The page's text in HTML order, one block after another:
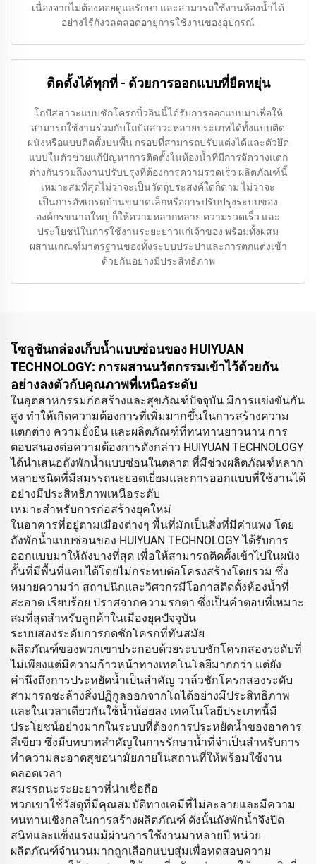
เนื่องจากไม่ต้องคอยดูแลรักษา และสามารถใช้งานห้องน้ำได้
อย่างไร้กังวลตลอดอายุการใช้งานของอุปกรณ์
ติดตั้งได้ทุกที่ - ด้วยการออกแบบที่ยืดหยุ่น
โถปัสสาวะแบบชักโครกบิ้วอินนี้ได้รับการออกแบบมาเพื่อให้
สามารถใช้งานร่วมกับโถปัสสาวะหลายประเภทได้ทั้งแบบติด
ผนังหรือแบบติดตั้งบนพื้น กรอบที่สามารถปรับแต่งได้และตัวยึด
แบบในตัวช่วยแก้ปัญหาการติดตั้งในห้องน้ำที่มีการจัดวางแตก
ต่างกันรวมถึงงานปรับปรุงที่ต้องการความรวดเร็ว ผลิตภัณฑ์นี้
เหมาะสมที่สุดไม่ว่าจะเป็นวัตถุประสงค์ใดก็ตาม ไม่ว่าจะ
เป็นการอัพเกรดบ้านขนาดเล็กหรือการปรับปรุงระบบของ
องค์กรขนาดใหญ่ ก็ให้ความหลากหลาย ความรวดเร็ว และ
ประโยชน์ในการใช้งานระยะยาวแก่เจ้าของ พร้อมทั้งผสม
ผสานเกณฑ์มาตรฐานของทั้งระบบประปาและการตกแต่งเข้า
ด้วยกันอย่างมีประสิทธิภาพ
โซลูชันกล่องเก็บน้ำแบบซ่อนของ HUIYUAN
TECHNOLOGY: การผสานนวัตกรรมเข้าไว้ด้วยกัน
อย่างลงตัวกับคุณภาพที่เหนือระดับ
ในอุตสาหกรรมก่อสร้างและสุขภัณฑ์ปัจจุบัน มีการแข่งขันกัน
สูง ทำให้เกิดความต้องการที่เพิ่มมากขึ้นในการสร้างความ
แตกต่าง ความยั่งยืน และผลิตภัณฑ์ที่ทนทานยาวนาน การ
ตอบสนองต่อความต้องการดังกล่าว HUIYUAN TECHNOLOGY
ได้นำเสนอถังพักน้ำแบบซ่อนในตลาด ที่มีช่วงผลิตภัณฑ์หลาก
หลายชนิดที่มีสมรรถนะยอดเยี่ยมและการออกแบบที่ใช้งานได้
อย่างมีประสิทธิภาพเหนือระดับ
เหมาะสำหรับการก่อสร้างยุคใหม่
ในอาคารที่อยู่ตามเมืองต่างๆ พื้นที่มักเป็นสิ่งที่มีค่าแพง โดย
ถังพักน้ำแบบซ่อนของ HUIYUAN TECHNOLOGY ได้รับการ
ออกแบบมาให้ถังบางที่สุด เพื่อให้สามารถติดตั้งเข้าไปในผนัง
กั้นที่มีพื้นที่แคบได้โดยไม่กระทบต่อโครงสร้างโดยรวม ซึ่ง
หมายความว่า สถาปนิกและวิศวกรมีโอกาสติดตั้งห้องน้ำที่
สะอาด เรียบร้อย ปราศจากความรกตา ซึ่งเป็นคำตอบที่เหมาะ
สมที่สุดสำหรับลูกค้าในเมืองยุคปัจจุบัน
ระบบสองระดับการกดชักโครกที่ทันสมัย
ผลิตภัณฑ์ของพวกเขาประกอบด้วยระบบชักโครกสองระดับที่
ไม่เพียงแต่มีความก้าวหน้าทางเทคโนโลยีมากกว่า แต่ยัง
คำนึงถึงการประหยัดน้ำเป็นสำคัญ วาล์วชักโครกสองระดับ
สามารถชะล้างสิ่งปฏิกูลออกจากโถได้อย่างมีประสิทธิภาพ
และในเวลาเดียวกันใช้น้ำน้อยลง เทคโนโลยีประเภทนี้มี
ประโยชน์อย่างมากในระบบที่ต้องการประหยัดน้ำของอาคาร
สีเขียว ซึ่งมีบทบาทสำคัญในการรักษาน้ำที่จำเป็นสำหรับการ
ทำความสะอาดสุขอนามัยภายในสถานที่ให้พร้อมใช้งาน
ตลอดเวลา
สมรรถนะระยะยาวที่น่าเชื่อถือ
พวกเขาใช้วัสดุที่มีคุณสมบัติทางเคมีที่ไม่ละลายและมีความ
ทนทานเชิงกลในการสร้างผลิตภัณฑ์ ดังนั้นถังพักน้ำจึงปิด
สนิทและแข็งแรงแม้ผ่านการใช้งานมาหลายปี หน่วย
ผลิตภัณฑ์จำนวนมากถูกเลือกแบบสุ่มเพื่อทดสอบความ